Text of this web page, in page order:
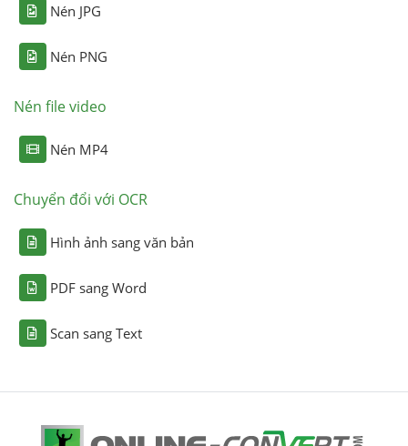
Nén JPG
Nén PNG
Nén file video
Nén MP4
Chuyển đổi với OCR
Hình ảnh sang văn bản
PDF sang Word
Scan sang Text